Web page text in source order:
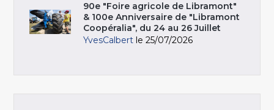
90e "Foire agricole de Libramont"
& 100e Anniversaire de "Libramont
Coopéralia", du 24 au 26 Juillet
YvesCalbert le 25/07/2026